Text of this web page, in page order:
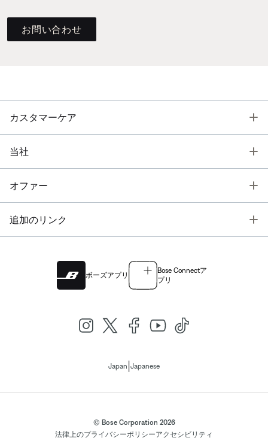
お問い合わせ
カスタマーケア
当社
オファー
追加のリンク
ボーズアプリ
Bose Connectア
プリ
Japan Japanese
© Bose Corporation 2026
法律上のプライバシーポリシーアクセシビリティ